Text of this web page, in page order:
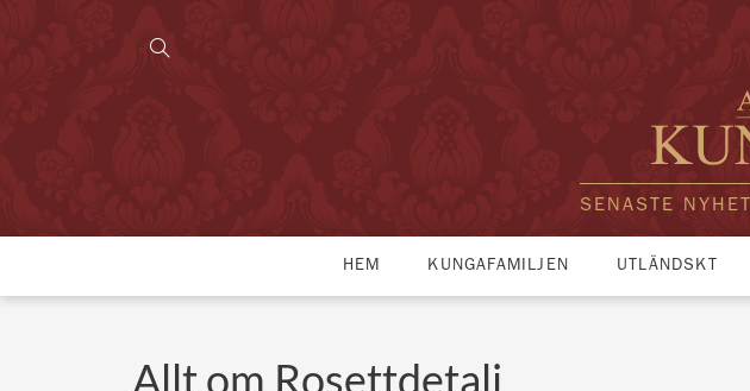
SENASTE
HEM KUNGAFAMILJEN UTLÄNDSKT
Allt om Rosettdetalj